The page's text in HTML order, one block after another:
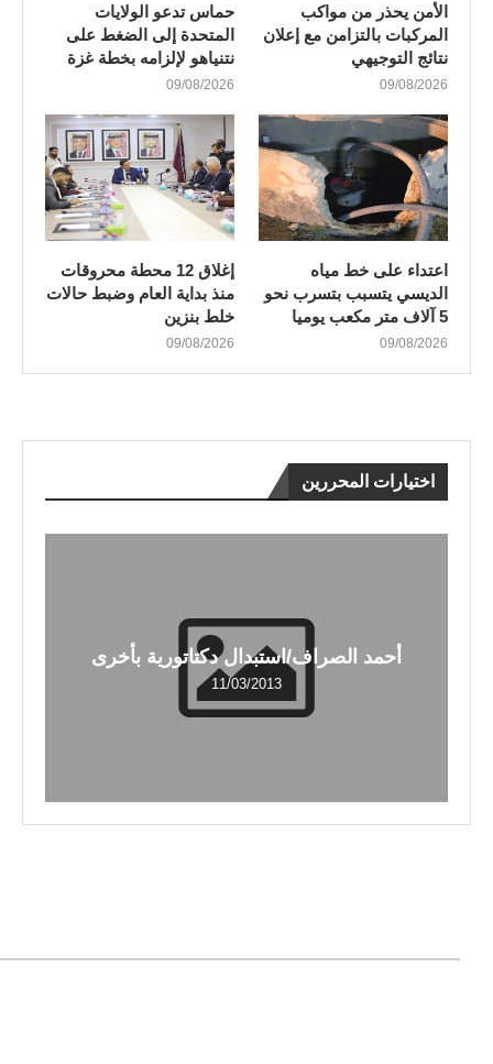
الأمن يحذر من مواكب
المركبات بالتزامن مع إعلان
نتائج التوجيهي
09/08/2026
حماس تدعو الولايات
المتحدة إلى الضغط على
نتنياهو لإلزامه بخطة غزة
09/08/2026
اعتداء على خط مياه
الديسي يتسبب بتسرب نحو
5 آلاف متر مكعب يوميا
09/08/2026
إغلاق 12 محطة محروقات
منذ بداية العام وضبط حالات
خلط بنزين
09/08/2026
اختيارات المحررين
أحمد الصراف/استبدال دكتاتورية بأخرى
11/03/2013